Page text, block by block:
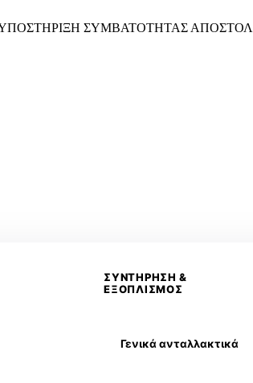
ΣΥΜΒΑΤΟΤΗΤΑΣ
ΣΥΝΤΗΡΗΣΗ &
ΕΞΟΠΛΙΣΜΟΣ
Γενικά ανταλλακτικά